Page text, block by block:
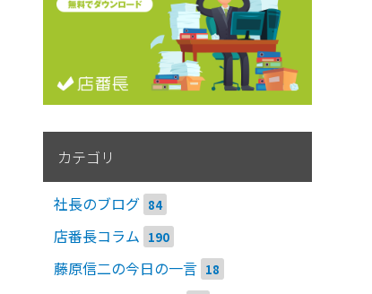
カテゴリ
社長のブログ 84
店番長コラム 190
藤原信二の今日の一言 18